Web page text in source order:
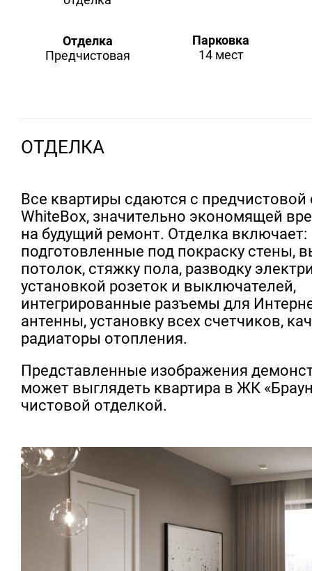
Отделка
Предчистовая
Парковка
14 мест
ОТДЕЛКА
Все квартиры сдаются с предчистовой
WhiteBox, значительно экономящей
на будущий ремонт. Отделка включает:
подготовленные под покраску стены,
потолок, стяжку пола, разводку
установкой розеток и выключателей,
интегрированные разъемы для
антенны, установку всех счетчиков,
радиаторы отопления.
Представленные изображения
может выглядеть квартира в ЖК
чистовой отделкой.